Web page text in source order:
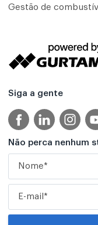
Gestão de
Siga a gente
Não perca nenhum